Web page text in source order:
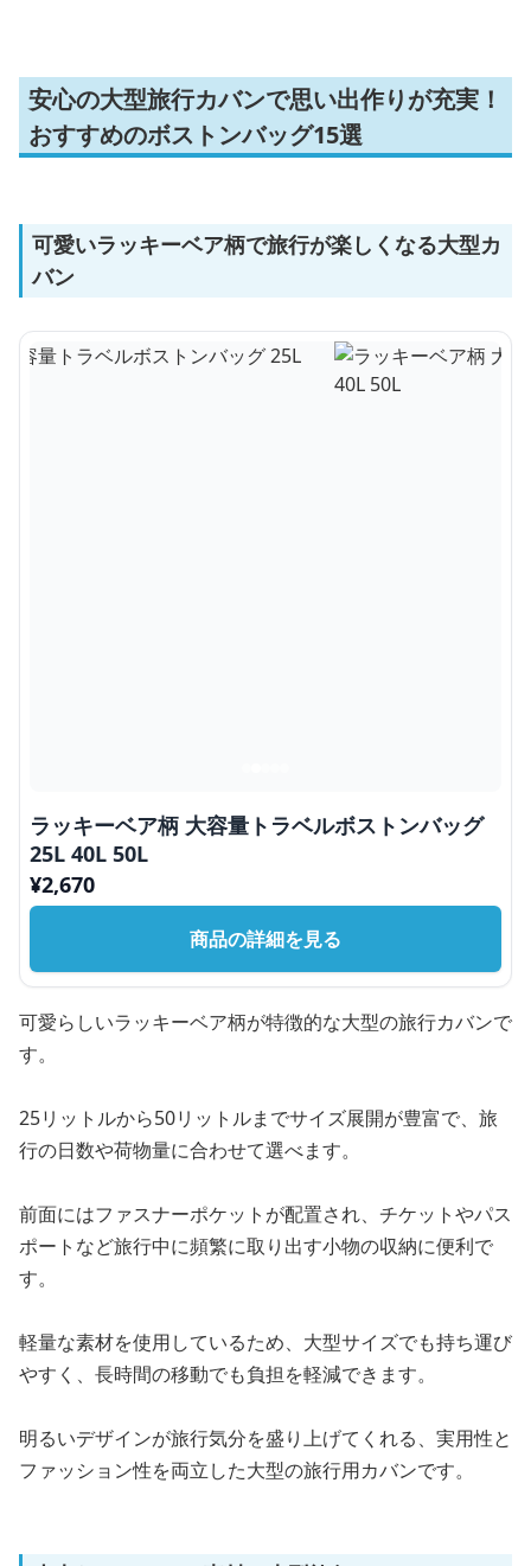
安心の大型旅行カバンで思い出作りが充実！
おすすめのボストンバッグ15選
可愛いラッキーベア柄で旅行が楽しくなる大型カ
バン
ラッキーベア柄 大容量トラベルボストンバッグ
25L 40L 50L
¥2,670
商品の詳細を見る
可愛らしいラッキーベア柄が特徴的な大型の旅行カバンで
す。
25リットルから50リットルまでサイズ展開が豊富で、旅
行の日数や荷物量に合わせて選べます。
前面にはファスナーポケットが配置され、チケットやパス
ポートなど旅行中に頻繁に取り出す小物の収納に便利で
す。
軽量な素材を使用しているため、大型サイズでも持ち運び
やすく、長時間の移動でも負担を軽減できます。
明るいデザインが旅行気分を盛り上げてくれる、実用性と
ファッション性を両立した大型の旅行用カバンです。